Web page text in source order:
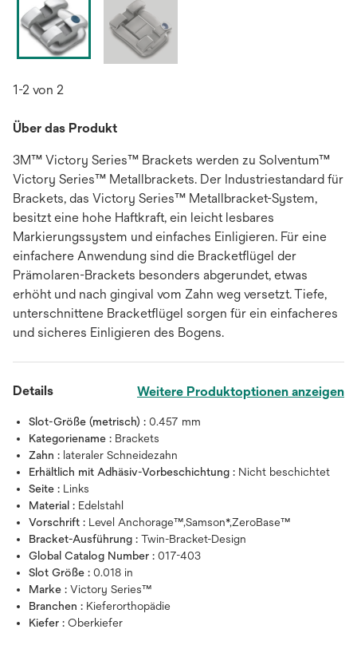
1-2 von 2
Über das Produkt
3M™ Victory Series™ Brackets werden zu Solventum™
Victory Series™ Metallbrackets. Der Industriestandard für
Brackets, das Victory Series™ Metallbracket-System,
besitzt eine hohe Haftkraft, ein leicht lesbares
Markierungssystem und einfaches Einligieren. Für eine
einfachere Anwendung sind die Bracketflügel der
Prämolaren-Brackets besonders abgerundet, etwas
erhöht und nach gingival vom Zahn weg versetzt. Tiefe,
unterschnittene Bracketflügel sorgen für ein einfacheres
und sicheres Einligieren des Bogens.
Details Weitere Produktoptionen anzeigen
Slot-Größe (metrisch) : 0.457 mm
Kategoriename : Brackets
Zahn : lateraler Schneidezahn
Erhältlich mit Adhäsiv-Vorbeschichtung : Nicht beschichtet
Seite : Links
Material : Edelstahl
Vorschrift : Level Anchorage™,Samson*,ZeroBase™
Bracket-Ausführung : Twin-Bracket-Design
Global Catalog Number : 017-403
Slot Größe : 0.018 in
Marke : Victory Series™
Branchen : Kieferorthopädie
Kiefer : Oberkiefer